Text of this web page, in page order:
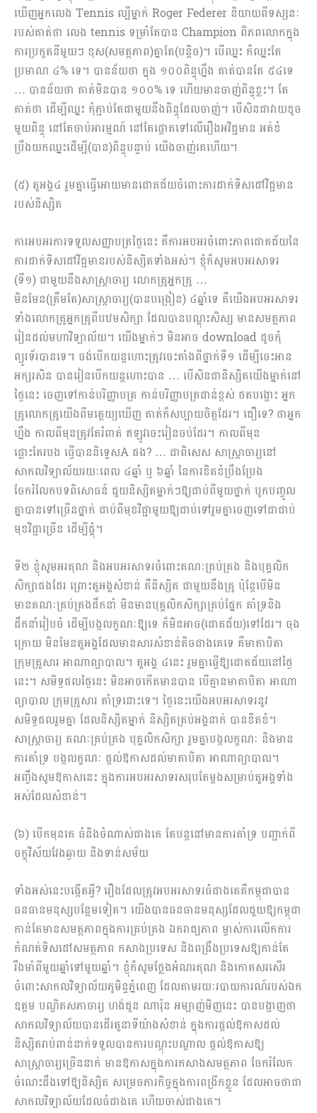
ឃើញអ្នកលេង Tennis ល្បីម្នាក់ Roger Federer និយាយពីទស្សនៈ
របស់គាត់ថា លេង tennis ទម្រាំតែបាន Champion ពិភពលោកក្នុង
ការប្រ​កួតនីមួយៗ ខុស(សមត្ថភាព)គ្នាតែ(បន្តិច)។ បើឈ្នះ ក៏ឈ្នះតែ
ប្រមាណ ៤% ទេ។ បានន័យថា ក្នុង ១០០ពិន្ទុហ្នឹង គាត់បានតែ ៥៤ទេ
…​ បានន័យថា គាត់មិនបាន ១០០% ទេ ហើយមានចាញ់ពិន្ទុខ្លះ។ តែ
គាត់ថា ដើម្បីឈ្នះ កុំភ្ជាប់តែជាមួយនឹងពិន្ទុដែលចាញ់។ បើសិនជាវាយខូច
មួយពិន្ទុ នៅតែចាប់អារម្មណ៍ នៅតែផ្ដោតទៅលើរឿងអវិជ្ជ​មាន អត់ខំ
ប្រឹងយកឈ្នះដើម្បី(បាន)ពិន្ទុបន្ទាប់ យើងចាញ់គេហើយ។
(៥) តួអង្គ៤ រួមគ្នាធ្វើអោយមានជោគជ័យចំពោះការដាក់ទិសដៅវិជ្ជមាន
របស់និស្សិត
ការអបអរការទទួលសញ្ញាបត្រថ្ងៃនេះ គឺការអបអរចំពោះភាពជោគជ័យនៃ
ការដាក់ទិសដៅវិជ្ជមានរបស់និស្សិតទាំងអស់។ ខ្ញុំក៏សូមអបអរសាទរ
(ទី១) ជាមួយនឹងសាស្រ្តាចារ្យ លោកគ្រូអ្នកគ្រូ …
មិនមែន(ត្រឹមតែ)សាស្រ្តាចារ្យ(បានបង្រៀន) ៤ឆ្នាំទេ គឺយើងអបអរសាទរ
ទាំងលោកគ្រូអ្នកគ្រូពីបឋមសិក្សា ដែលបានបណ្ដុះសិស្ស មានសមត្ថភាព
រៀនដល់មហាវិទ្យាល័យ។ យើងម្នាក់ៗ មិនអាច download ដូចកុំ
ព្យូរទ័របានទេ។ ចង់បើកយន្តហោះត្រូវចេះតាំងពីថ្នាក់ទី១ ដើម្បីចេះអាន
អក្សរសិន បានរៀនបើកយន្តហោះបាន … បើសិនជានិស្សិតយើងម្នាក់នៅ
ថ្ងៃនេះ ចេញទៅកាន់បរិញ្ញាបត្រ កាន់បរិញ្ញាបត្រជាន់ខ្ពស់ ថតបង្ហោះ អ្នក
គ្រូលោកគ្រូយើងពីមត្តេយ្យឃើញ គាត់ក៏សប្បាយចិត្តដែរ។ ជឿទេ? ថាអ្នក
ហ្នឹង កាលពីមុនត្រូវតែរំពាត់ ឥឡូវចេះរៀនចប់ដែរ។ កាលពីមុន
ផ្លោះតែរបង ធ្វើបាននិទ្ទេសA ផង? … ជាពិសេស សាស្រ្តាចារ្យនៅ
សាកលវិទ្យាល័យរយៈពេល ៤ឆ្នាំ ឬ ៦ឆ្នាំ នៃការខិតខំប្រឹងប្រែង
ចែករំលែកបទពិសោធន៍ ជួយនិស្សិតម្នាក់ៗឱ្យជាប់ពីមួយថ្នាក់ បូកបញ្ចូល
គ្នាបានទៅច្រើនថ្នាក់ ជាប់ពីមុខវិជ្ជាមួយឱ្យជាប់ទៅរួមគ្នាចេញទៅជាជាប់
មុខវិជ្ជាច្រើន ដើម្បីផ្គុំ។
ទី២ ខ្ញុំសូមអរគុណ និងអបអរសាទរចំ​ពោះគ​ណៈគ្រប់គ្រង និងបុគ្គលិក
សិក្សាផងដែរ ព្រោះតួអង្គសំខាន់ គឺនិស្សិត ជាមួយនឹងគ្រូ ប៉ុន្តែបើមិន
មានគណៈគ្រប់គ្រងដឹកនាំ មិនមានបុគ្គលិកសិក្សាគ្រប់ផ្នែក គាំទ្រនិង
ដឹកនាំរៀបចំ ដើម្បីបង្កលក្ខណៈឱ្យទេ ក៏មិនអាច(ជោគជ័យ)ទៅដែរ។ ចុង
ក្រោយ មិនមែនតួអង្គដែលមានសារសំខាន់តិចជាងគេទេ គឺមាតាបិតា
ក្រុមគ្រួសារ អាណាព្យាបាល។ តួអង្គ ៤នេះ រួមគ្នាធ្វើឱ្យជោគជ័យនៅថ្ងៃ
នេះ។ សមិទ្ធផលថ្ងៃនេះ មិនអាចកើតមានបាន បើគ្មានមាតាបិតា អាណា
ព្យាបាល ក្រុមគ្រួសារ គាំទ្រនោះទេ។ ថ្ងៃនេះយើងអបអរសាទរនូវ
សមិទ្ធផលរួមគ្នា ដែលនិស្សិតម្នាក់ និស្សិតគ្រប់អង្គនាក់ បានខិតខំ។
សាស្រ្តាចារ្យ គណៈគ្រប់គ្រង បុគ្គលិកសិក្សា រួមគ្នាបង្កលក្ខណៈ និងមាន
ការគាំទ្រ បង្កលក្ខណៈ ផ្ដល់ឱកាសដល់​មាតាបិតា អាណាព្យាបាល។
អញ្ចឹងសូមឱកាសនេះ ក្នុងការអបអរសាទរសរុបតែម្ដងសម្រាប់តួអង្គទាំង
អស់ដែលសំខាន់។
(៦) បើកមុនគេ ធំនិងចំណាស់ជាងគេ តែបន្តនៅមានការគាំទ្រ បញ្ជាក់ពី
ចក្ខុវិស័យវែងឆ្ងាយ និងទាន់សម័យ
ទាំងអស់នេះបង្កើតអ្វី? រឿងដែលត្រូវអបអរសាទរធំជាងគេគឺកម្ពុជាបាន
ធនធានមនុស្សបន្ថែមទៀត។ យើងបានធនធានមនុស្សដែលជួយឱ្យកម្ពុជា
កាន់តែមានសមត្ថភាពក្នុងការគ្រប់គ្រង ឯករាជ្យភាព ម្ចាស់ការលើកការ
កំណត់​ទិសដៅសមត្ថភាព កសាងប្រទេស និងពង្រឹងប្រទេសឱ្យកាន់តែ
រឹងមាំពីមួយឆ្នាំទៅមួយឆ្នាំ។ ខ្ញុំក៏សូមថ្លែងអំណរគុណ និងកោតសរសើរ
ចំពោះសាកលវិទ្យាល័យភូមិន្ទភ្នំពេញ ដែលតាមរយៈរបាយការណ៍របស់ឯក
ឧត្តម បណ្ឌិតសភាចារ្យ ហង់ជួន ណារ៉ុន អម្បាញ់មិញនេះ បានបង្ហាញថា
សាកលវិទ្យាល័យបានដើរតួនាទីយ៉ាងសំខាន់ ក្នុងការផ្ដល់ឱកាសដល់
និស្សិតរាប់ពាន់នាក់ទទួលបានការបណ្ដុះបណ្ដាល ផ្ដល់ឱកាសឱ្យ
សាស្រ្តាចារ្យច្រើននាក់ មានឱកាសក្នុងការកសាងសមត្ថភាព ចែករំលែក
ចំណេះដឹងទៅឱ្យនិស្សិត សម្រេចភារកិច្ចក្នុងការពង្រីកខ្លួន ដែលអាចថា​ជា
សាកលវិទ្យាល័យដែលធំជាងគេ ហើយចាស់ជាងគេ។